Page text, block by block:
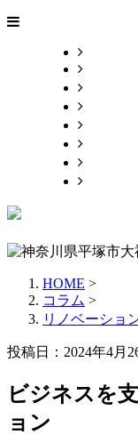
HOME >
コラム >
リノベーショ
投稿日：2024年4月
ビジネスを
ョン